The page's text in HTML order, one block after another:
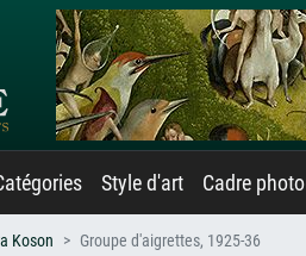
Style d'art Cadre photo
Koson Groupe d'aigrettes, 1925-36